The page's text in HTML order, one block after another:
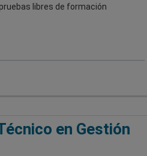
libres de formación
en Gestión